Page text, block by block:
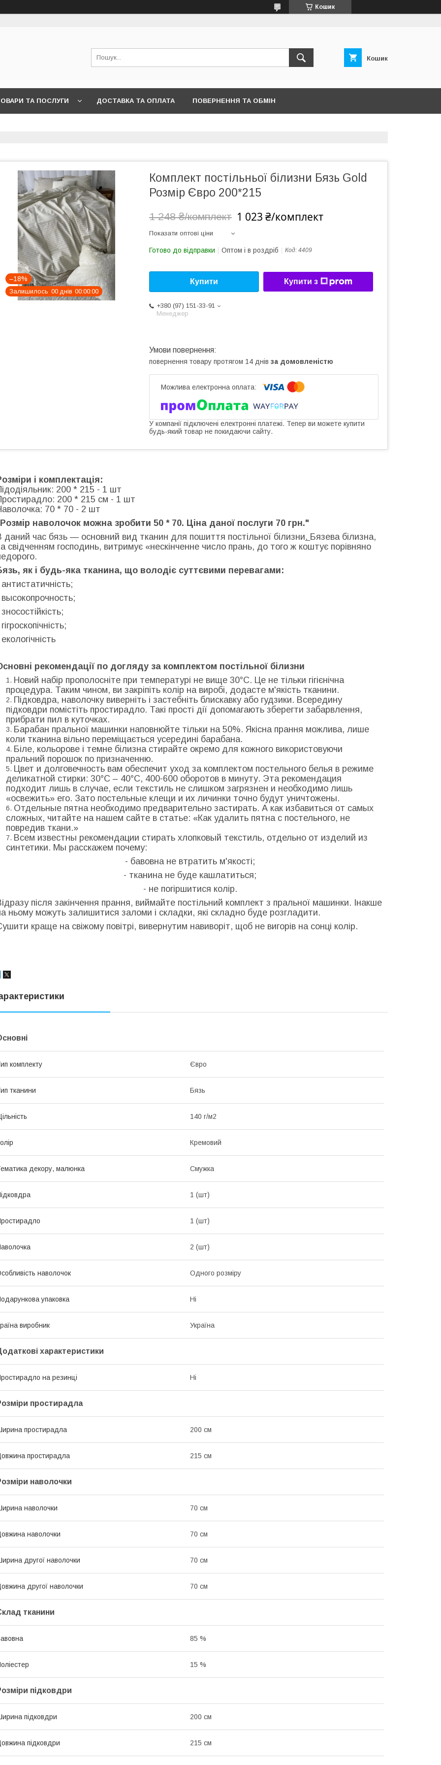
Кошик
Кошик
ТА ПОСЛУГИ ДОСТАВКА ТА ОПЛАТА ПОВЕРНЕННЯ ТА ОБМІН
–18%
Залишилось 00 днів 00 00 00
Комплект постільньої білизни Бязь Gold
Розмір Євро 200*215
1 248 ₴/комплект 1 023 ₴/комплект
Показати оптові ціни
Готово до відправки Оптом і в роздріб Код: 4409
Купити Купити з
+380 (97) 151-33-91
Менеджер
повернення товару протягом 14 днів за домовленістю
У компанії підключені електронні платежі. Тепер ви можете купити
будь-який товар не покидаючи сайту.
і комплектація:
200 * 215 - 1 шт
200 * 215 см - 1 шт
70 * 70 - 2 шт
наволочок можна зробити 50 * 70. Ціна даної послуги 70 грн."
даний час бязь — основний вид тканин для пошиття постільної білизни. Бязева білизна,
свідченням господинь, витримує «нескінченне число прань, до того ж коштує порівняно
як і будь-яка тканина, що володіє суттєвими перевагами:
высокопрочность;
рекомендації по догляду за комплектом постільної білизни
Новий набір прополосніте при температурі не вище 30°С. Це не тільки гігієнічна
процедура. Таким чином, ви закріпіть колір на виробі, додасте м'якість тканини.
Підковдра, наволочку виверніть і застебніть блискавку або гудзики. Всередину
підковдри помістіть простирадло. Такі прості дії допомагають зберегти забарвлення,
прибрати пил в куточках.
Барабан пральної машинки наповнюйте тільки на 50%. Якісна прання можлива, лише
коли тканина вільно переміщається усередині барабана.
Біле, кольорове і темне білизна стирайте окремо для кожного використовуючи
пральний порошок по призначенню.
Цвет и долговечность вам обеспечит уход за комплектом постельного белья в режиме
деликатной стирки: 30°С – 40°С, 400-600 оборотов в минуту. Эта рекомендация
подходит лишь в случае, если текстиль не слишком загрязнен и необходимо лишь
«освежить» его. Зато постельные клещи и их личинки точно будут уничтожены.
Отдельные пятна необходимо предварительно застирать. А как избавиться от самых
сложных, читайте на нашем сайте в статье: «Как удалить пятна с постельного, не
повредив ткани.»
Всем известны рекомендации стирать хлопковый текстиль, отдельно от изделий из
синтетики. Мы расскажем почему:
- бавовна не втратить м'якості;
- тканина не буде кашлатиться;
- не погіршитися колір.
після закінчення прання, виймайте постільний комплект з пральної машинки. Інакше
ньому можуть залишитися заломи і складки, які складно буде розгладити.
краще на свіжому повітрі, вивернутим навиворіт, щоб не вигорів на сонці колір.
комплекту Євро
тканини Бязь
140 г/м2
Кремовий
декору, малюнка Смужка
1 (шт)
1 (шт)
2 (шт)
наволочок Одного розміру
упаковка Ні
виробник Україна
характеристики
на резинці Ні
простирадла
простирадла 200 см
простирадла 215 см
наволочки
наволочки 70 см
наволочки 70 см
другої наволочки 70 см
другої наволочки 70 см
тканини
85 %
15 %
підковдри
підковдри 200 см
підковдри 215 см